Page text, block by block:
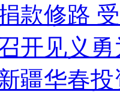
款修路
开见义
疆华春